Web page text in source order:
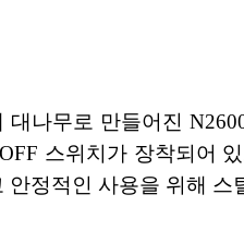
대나무로 만들어진
스위치가 장착되어
안정적인 사용을 위해 스